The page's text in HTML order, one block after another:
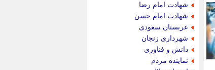
شهادت امام رضا
شهادت امام حسن
عربستان سعودی
شهرداری زنجان
دانش و فناوری
نماینده مردم